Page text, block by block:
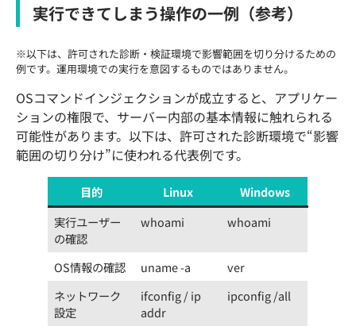
実行できてしまう操作の一例（参考）
※以下は、許可された診断・検証環境で影響範囲を切り分けるための
例です。運用環境での実行を意図するものではありません。
OSコマンドインジェクションが成立すると、アプリケー
ションの権限で、サーバー内部の基本情報に触れられる
可能性があります。以下は、許可された診断環境で“影響
範囲の切り分け”に使われる代表例です。
目的 Linux
Windows
実行ユーザー
の確認
whoami whoami
OS情報の確認 uname -a
ver
ネットワーク
設定
ifconfig / ip
addr
ipconfig /all